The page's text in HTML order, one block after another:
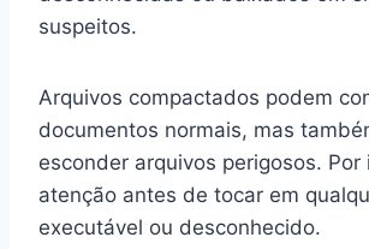
suspeitos.
Arquivos compactados podem
documentos normais, mas
esconder arquivos perigosos. Por
atenção antes de tocar em
executável ou desconhecido.